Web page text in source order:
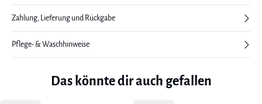
Zahlung, Lieferung und Rückgabe
Pflege- & Waschhinweise
Das könnte dir auch gefallen